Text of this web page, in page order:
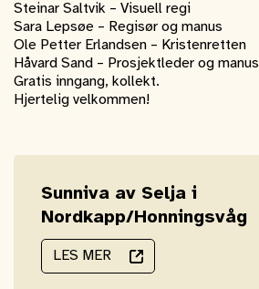
Steinar Saltvik – Visuell regi
Sara Lepsøe – Regisør og manus
Ole Petter Erlandsen – Kristenretten
Håvard Sand – Prosjektleder og manus
Gratis inngang, kollekt.
Hjertelig velkommen!
Sunniva av Selja i
Nordkapp/Honningsvåg
LES MER